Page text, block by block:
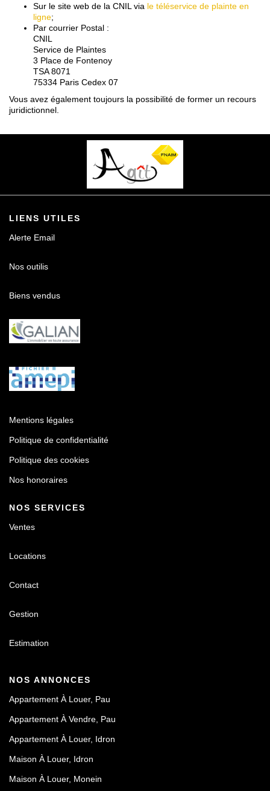
Sur le site web de la CNIL via le téléservice de plainte en
ligne;
Par courrier Postal :
CNIL
Service de Plaintes
3 Place de Fontenoy
TSA 8071
75334 Paris Cedex 07
Vous avez également toujours la possibilité de former un recours
juridictionnel.
LIENS UTILES
Alerte Email
Nos outilis
Biens vendus
Mentions légales
Politique de confidentialité
Politique des cookies
Nos honoraires
NOS SERVICES
Ventes
Locations
Contact
Gestion
Estimation
NOS ANNONCES
Appartement À Louer, Pau
Appartement À Vendre, Pau
Appartement À Louer, Idron
Maison À Louer, Idron
Maison À Louer, Monein